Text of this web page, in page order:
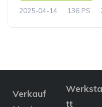
2025-04-14
136 PS
Verkauf
Werksta
tt